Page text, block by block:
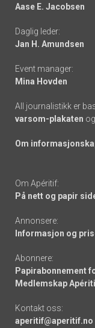
-
links
Aase E. Jacobsen
Daglig leder:
Jan H. Amundsen
Event manager:
Mina Hovden
All journalistikk er
varsom-plakaten og
Om
Om Apéritif:
På nett og papir
Annonsere:
Informasjon og
Abonnere:
Papirabonnement
Medlemskap
Kontakt oss:
aperitif@aperitif.no